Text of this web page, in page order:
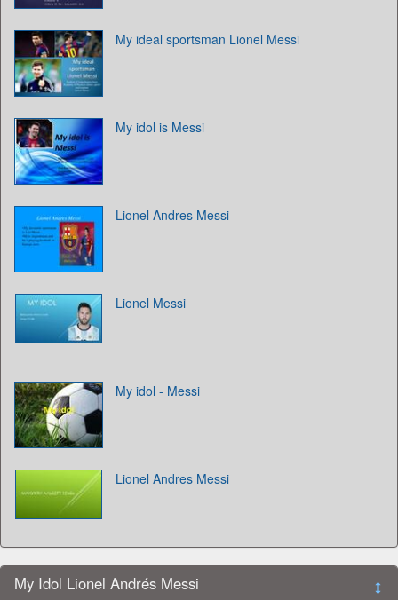
My ideal sportsman Lionel Messi
My idol is Messi
Lionel Andres Messi
Lionel Messi
My idol - Messi
Lionel Andres Messi
My Idol Lionel Andrés Messi